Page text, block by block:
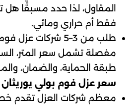
المقاول، لذا حدد مسبقًا هل
فقط أم حراري ومائي.
طلب من 3–5 شركات
مفصلة تشمل سعر المتر،
طبقة الحماية، والضمان،
سعر عزل فوم بولي يوريثان
معظم شركات العزل تقدم